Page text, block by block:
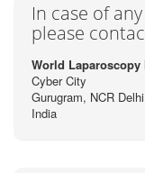
In case of
please
World Laparoscopy
Cyber City
Gurugram, NCR
India